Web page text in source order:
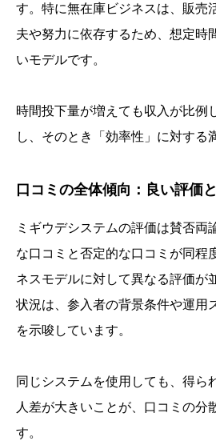
す。特に無在庫ビジネスは、販売
夫や努力に依存するため、想定時
いモデルです。
時間投下量が増えても収入が比例
し、そのとき「効率性」に対する
口コミの全体傾向：良い評価
ミギウデシステムの評価は賛否両
な口コミと否定的な口コミが同程
ネスモデルに対して異なる評価が
状況は、参入者の背景条件や運用
を示唆しています。
同じシステムを使用しても、得ら
人差が大きいことが、口コミの分
す。